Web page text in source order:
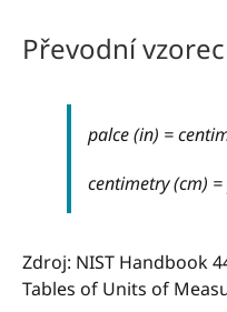
Převodní vzorec
palce (in) =
centimetry (cm)
Zdroj: NIST Handbook
Tables of Units of